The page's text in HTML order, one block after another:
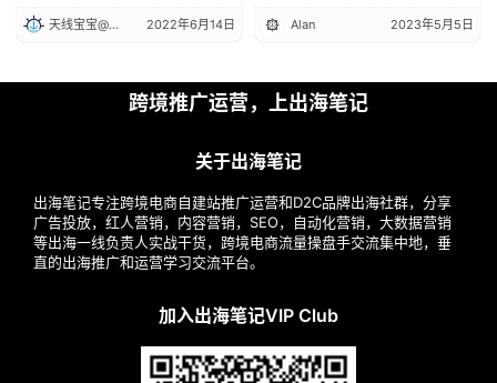
天线宝宝@出海笔记 2022年6月14日 Alan 2023年5月5日
跨境推广运营，上出海笔记
关于出海笔记
出海笔记专注跨境电商自建站推广运营和D2C品牌出海社群，分享
广告投放，红人营销，内容营销，SEO，自动化营销，大数据营销
等出海一线负责人实战干货，跨境电商流量操盘手交流集中地，垂
直的出海推广和运营学习交流平台。
加入出海笔记VIP Club